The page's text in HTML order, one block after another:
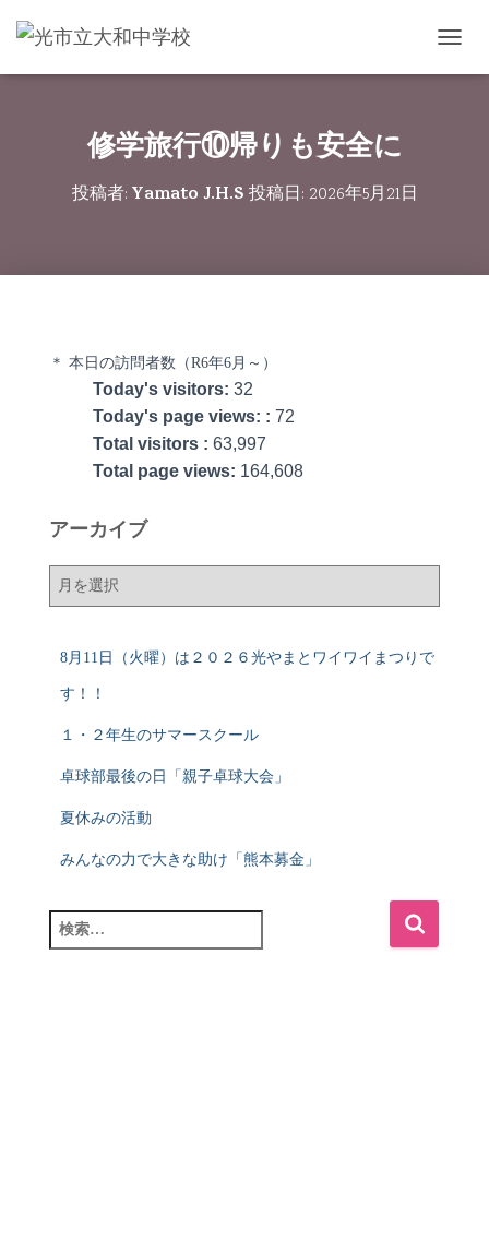
修学旅行⑩帰りも安全に
投稿者: Yamato J.H.S 投稿日: 2026年5月21日
＊ 本日の訪問者数（R6年6月～）
Today's visitors: 32
Today's page views: : 72
Total visitors : 63,997
Total page views: 164,608
アーカイブ
ア
イ
8月11日（火曜）は２０２６光やまとワイワイまつりで
す！！
１・２年生のサマースクール
卓球部最後の日「親子卓球大会」
夏休みの活動
みんなの力で大きな助け「熊本募金」
検
索